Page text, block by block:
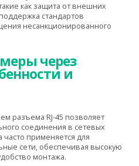
как защита от внешних
стандартов
несанкционированного
через
и
разъема RJ-45 позволяет
соединения в сетевых
часто применяется для
сети, обеспечивая высокую
монтажа.